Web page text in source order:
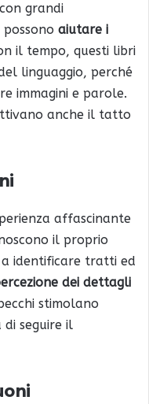
grandi
aiutare i
il tempo, questi libri
linguaggio, perché
immagini e parole.
anche il tatto
affascinante
il proprio
identificare tratti ed
dei dettagli
stimolano
seguire il